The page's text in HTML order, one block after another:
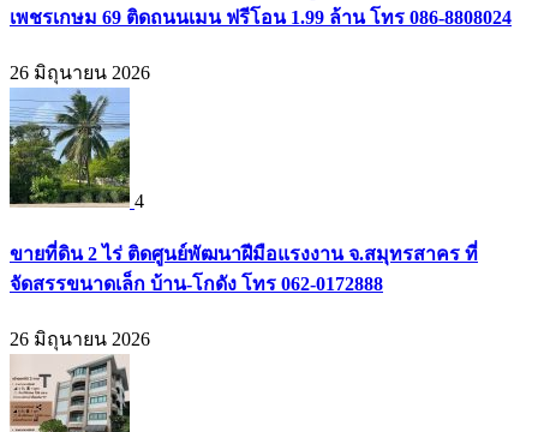
เพชรเกษม 69 ติดถนนเมน ฟรีโอน 1.99 ล้าน โทร 086-8808024
26 มิถุนายน 2026
4
ขายที่ดิน 2 ไร่ ติดศูนย์พัฒนาฝีมือแรงงาน จ.สมุทรสาคร ที่
จัดสรรขนาดเล็ก บ้าน-โกดัง โทร 062-0172888
26 มิถุนายน 2026